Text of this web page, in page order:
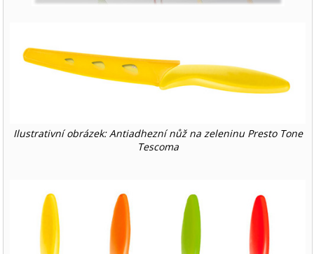
Ilustrativní obrázek: Antiadhezní nůž na zeleninu Presto Tone
Tescoma